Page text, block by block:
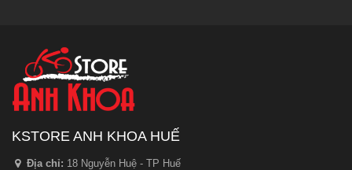
KSTORE ANH KHOA HUẾ
Địa chỉ: 18 Nguyễn Huệ - TP Huế